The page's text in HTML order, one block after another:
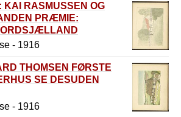
RASMUSSEN OG
PRÆMIE:
- 1916
THOMSEN FØRSTE
SE DESUDEN
- 1916